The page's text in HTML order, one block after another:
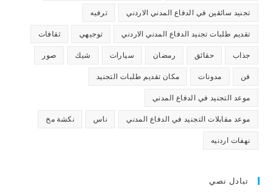
تجنيد سائقين في الدفاع المدني الاردني ترفيه
تقديم طلبات تجنيد الدفاع المدني الاردني توجيهي ثقافات
جذاب حقائق رمضان سيارات شيك صور
فن مدونات مكان تقديم طلبات التجنيد
موعد التجنيد في الدفاع المدني
موعد مقابلات التجنيد في الدفاع المدني ناس نكشة مخ
نهفات اردنيه
تبادل نصي